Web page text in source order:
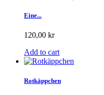
Eine...
120,00 kr
Add to cart
Rotkäppchen